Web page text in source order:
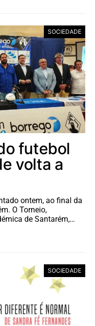
SOCIEDADE
futebol
volta a
ontem, ao final da
O Torneio,
de Santarém,…
SOCIEDADE